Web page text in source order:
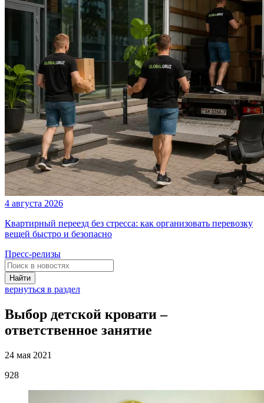
4 августа 2026
Квартирный переезд без стресса: как организовать перевозку
вещей быстро и безопасно
Пресс-релизы
Найти
вернуться в раздел
Выбор детской кровати –
ответственное занятие
24 мая 2021
928